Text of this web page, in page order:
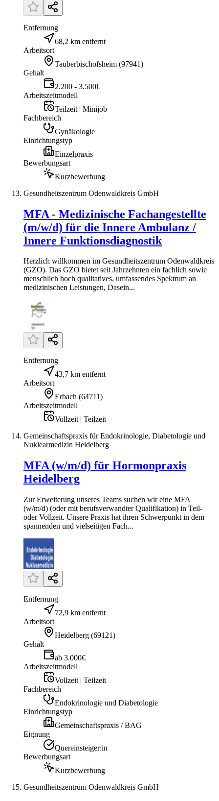
Entfernung
68,2 km entfernt
Arbeitsort
Tauberbischofsheim (97941)
Gehalt
2.200 - 3.500€
Arbeitszeitmodell
Teilzeit | Minijob
Fachbereich
Gynäkologie
Einrichtungstyp
Einzelpraxis
Bewerbungsart
Kurzbewerbung
Gesundheitszentrum Odenwaldkreis GmbH
MFA - Medizinische Fachangestellte
(m/w/d) für die Innere Ambulanz /
Innere Funktionsdiagnostik
Herzlich willkommen im Gesundheitszentrum Odenwaldkreis
(GZO). Das GZO bietet seit Jahrzehnten ein fachlich sowie
menschlich hoch qualitatives, umfassendes Spektrum an
medizinischen Leistungen, Dasein...
Entfernung
43,7 km entfernt
Arbeitsort
Erbach (64711)
Arbeitszeitmodell
Vollzeit | Teilzeit
Gemeinschaftspraxis für Endokrinologie, Diabetologie und
Nuklearmedizin Heidelberg
MFA (w/m/d) für Hormonpraxis
Heidelberg
Zur Erweiterung unseres Teams suchen wir eine MFA
(w/m/d) (oder mit berufsverwandter Qualifikation) in Teil-
oder Vollzeit. Unsere Praxis hat ihren Schwerpunkt in dem
spannenden und vielseitigen Fach...
Entfernung
72,9 km entfernt
Arbeitsort
Heidelberg (69121)
Gehalt
ab 3.000€
Arbeitszeitmodell
Vollzeit | Teilzeit
Fachbereich
Endokrinologie und Diabetologie
Einrichtungstyp
Gemeinschaftspraxis / BAG
Eignung
Quereinsteiger:in
Bewerbungsart
Kurzbewerbung
Gesundheitszentrum Odenwaldkreis GmbH